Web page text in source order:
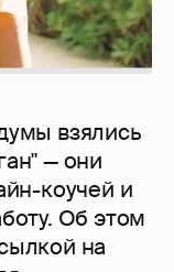
взялись
— они
коучей и
Об этом
на